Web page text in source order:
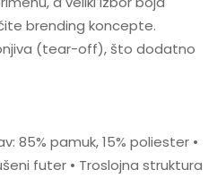
brending koncepte.
(tear-off), što dodatno
85% pamuk, 15% poliester •
futer • Troslojna struktura